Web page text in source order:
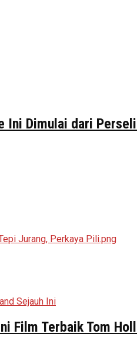
Dimulai dari
Film Terbaik Tom